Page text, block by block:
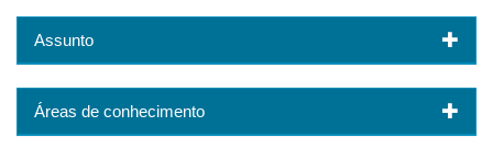
Assunto
Áreas de conhecimento